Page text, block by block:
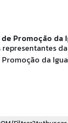
Promoção da
da